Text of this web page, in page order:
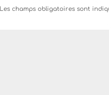
Les champs obligatoires sont